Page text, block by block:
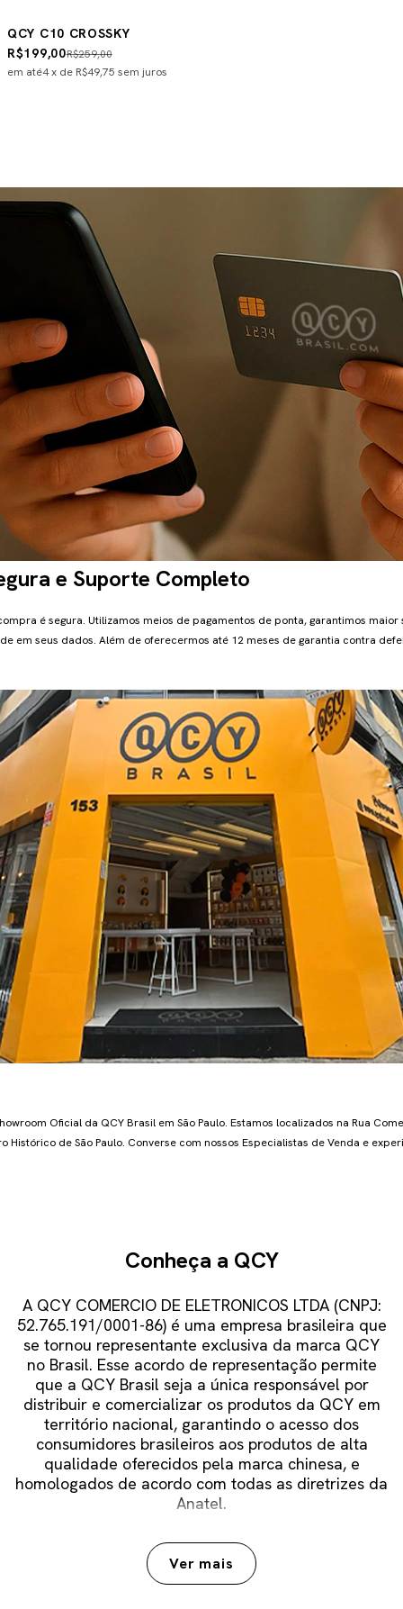
QCY C10 CROSSKY
R$259,00
R$199,00
em até4x de R$49,75 sem juros
e Suporte Completo
é segura. Utilizamos meios de pagamentos de ponta, garantimos maior
em seus dados. Além de oferecermos até 12 meses de garantia contra
Oficial da QCY Brasil em São Paulo. Estamos localizados na Rua
Histórico de São Paulo. Converse com nossos Especialistas de Venda e
Conheça a QCY
A QCY COMERCIO DE ELETRONICOS LTDA (CNPJ:
52.765.191/0001-86) é uma empresa brasileira que
se tornou representante exclusiva da marca QCY
no Brasil. Esse acordo de representação permite
que a QCY Brasil seja a única responsável por
distribuir e comercializar os produtos da QCY em
território nacional, garantindo o acesso dos
consumidores brasileiros aos produtos de alta
qualidade oferecidos pela marca chinesa, e
homologados de acordo com todas as diretrizes da
Anatel.